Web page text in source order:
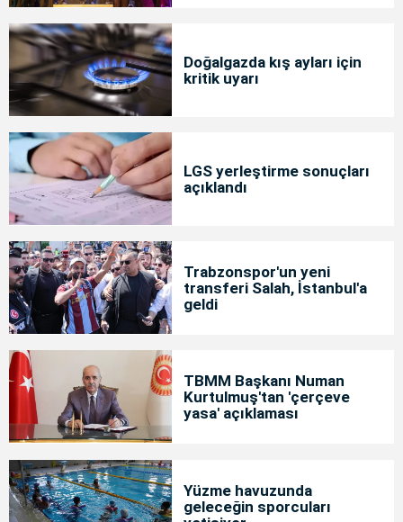
Doğalgazda kış ayları için
kritik uyarı
LGS yerleştirme sonuçları
açıklandı
Trabzonspor'un yeni
transferi Salah, İstanbul'a
geldi
TBMM Başkanı Numan
Kurtulmuş'tan 'çerçeve
yasa' açıklaması
Yüzme havuzunda
geleceğin sporcuları